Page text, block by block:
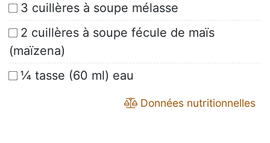
3 cuillères à soupe mélasse
2 cuillères à soupe fécule de maïs
(maïzena)
¼ tasse (60 ml) eau
Données nutritionnelles